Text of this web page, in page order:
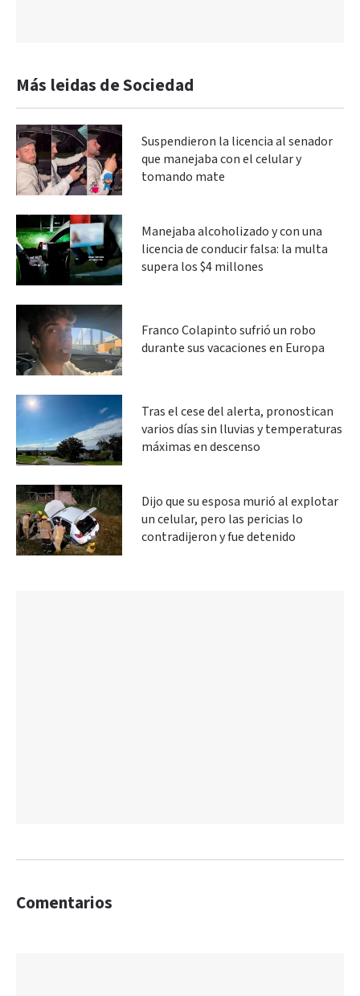
Más leidas de Sociedad
Suspendieron la licencia al senador
que manejaba con el celular y
tomando mate
Manejaba alcoholizado y con una
licencia de conducir falsa: la multa
supera los $4 millones
Franco Colapinto sufrió un robo
durante sus vacaciones en Europa
Tras el cese del alerta, pronostican
varios días sin lluvias y temperaturas
máximas en descenso
Dijo que su esposa murió al explotar
un celular, pero las pericias lo
contradijeron y fue detenido
Comentarios